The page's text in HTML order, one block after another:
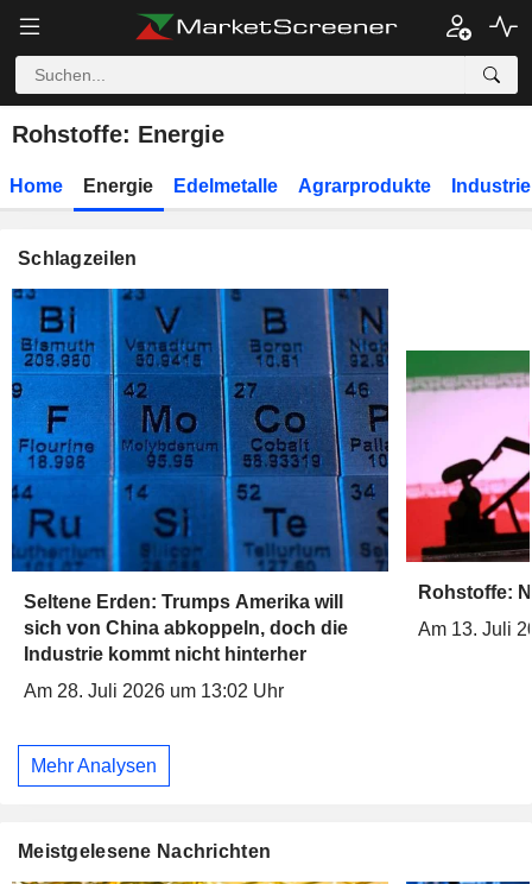
Rohstoffe: Energie
Home Energie Edelmetalle Agrarprodukte
Schlagzeilen
Seltene Erden: Trumps Amerika will
sich von China abkoppeln, doch die
Industrie kommt nicht hinterher
Am 28. Juli 2026 um 13:02 Uhr
Rohstoffe:
Am 13. Juli
Mehr Analysen
Meistgelesene Nachrichten